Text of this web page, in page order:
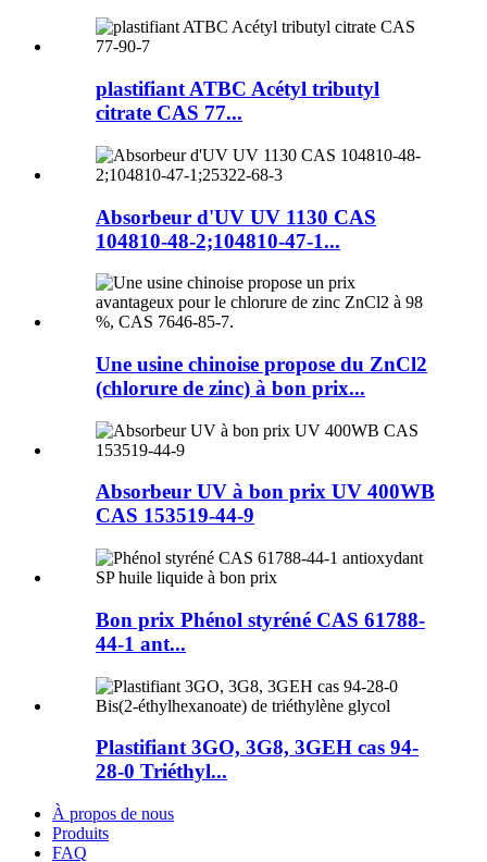
plastifiant ATBC Acétyl tributyl
citrate CAS 77...
Absorbeur d'UV UV 1130 CAS
104810-48-2;104810-47-1...
Une usine chinoise propose du ZnCl2
(chlorure de zinc) à bon prix...
Absorbeur UV à bon prix UV 400WB
CAS 153519-44-9
Bon prix Phénol styréné CAS 61788-
44-1 ant...
Plastifiant 3GO, 3G8, 3GEH cas 94-
28-0 Triéthyl...
À propos de nous
Produits
FAQ